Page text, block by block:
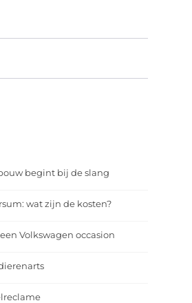
begint bij de slang
wat zijn de kosten?
Volkswagen occasion